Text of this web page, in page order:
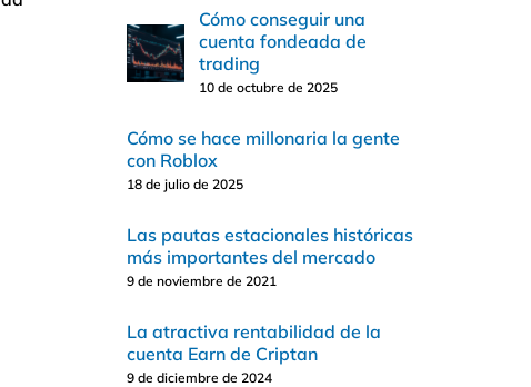
Cómo conseguir una
cuenta fondeada de
trading
10 de octubre de 2025
Cómo se hace millonaria la gente
con Roblox
18 de julio de 2025
Las pautas estacionales históricas
más importantes del mercado
9 de noviembre de 2021
La atractiva rentabilidad de la
cuenta Earn de Criptan
9 de diciembre de 2024